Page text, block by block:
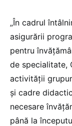
„În cadrul
asigurării
pentru
de specialitate,
activității
și cadre
necesare
până la